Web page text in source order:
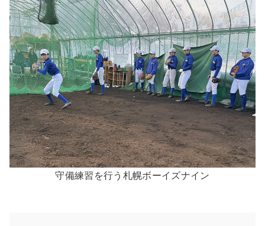
守備練習を行う札幌ボーイズナイン